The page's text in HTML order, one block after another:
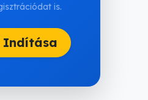
is.
Indítása